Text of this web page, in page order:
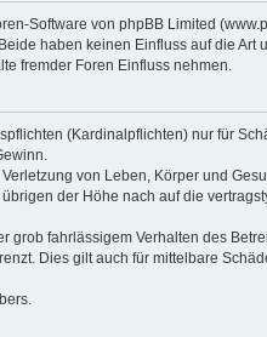
Software von phpBB Limited
haben keinen Einfluss auf die Art
fremder Foren Einfluss nehmen.
(Kardinalpflichten) nur für
von Leben, Körper und
der Höhe nach auf die
fahrlässigem Verhalten des
Dies gilt auch für mittelbare